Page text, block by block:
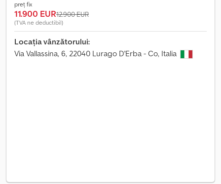
preț fix
11.900 EUR12.900 EUR
(TVA ne deductibil)
Locația vânzătorului:
Via Vallassina, 6, 22040 Lurago D'Erba - Co, Italia